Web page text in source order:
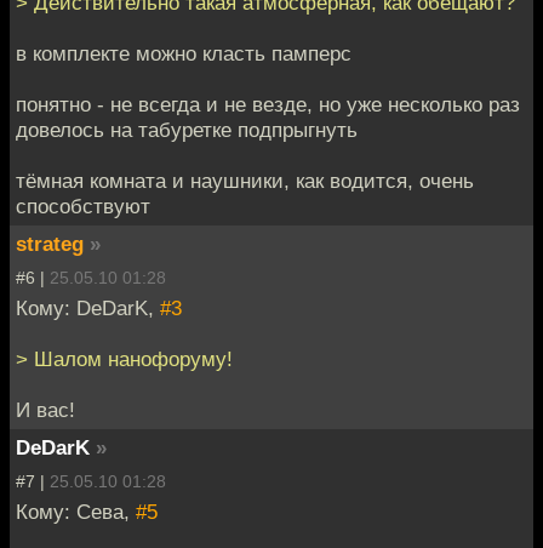
в комплекте можно класть памперс
понятно - не всегда и не везде, но уже несколько раз
довелось на табуретке подпрыгнуть
тёмная комната и наушники, как водится, очень
способствуют
strateg »
#6 | 25.05.10 01:28
Кому: DeDarK, #3
> Шалом нанофоруму!
И вас!
DeDarK »
#7 | 25.05.10 01:28
Кому: Сева, #5